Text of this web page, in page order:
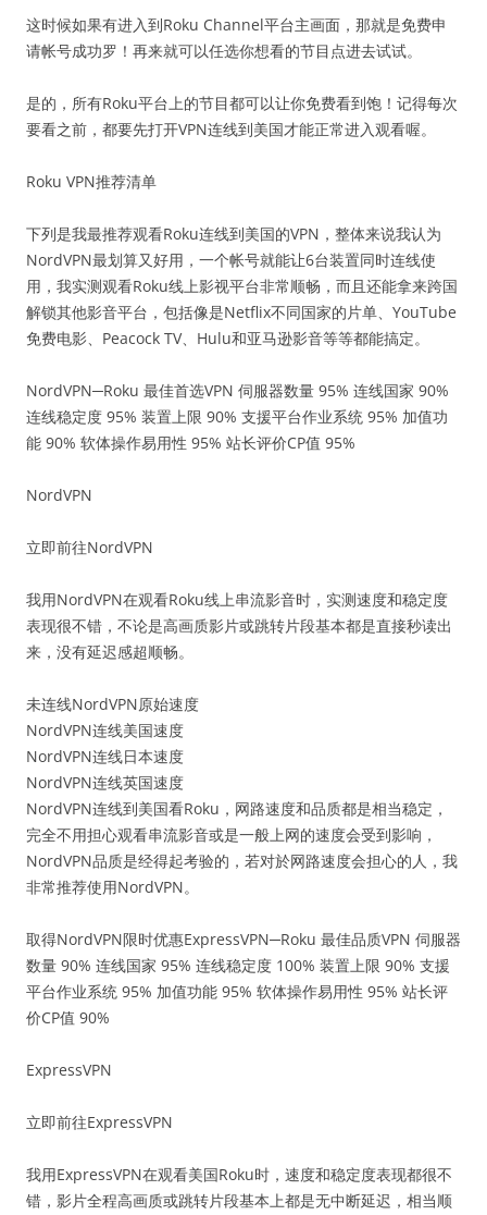
这时候如果有进入到Roku Channel平台主画面，那就是免费申
请帐号成功罗！再来就可以任选你想看的节目点进去试试。
是的，所有Roku平台上的节目都可以让你免费看到饱！记得每次
要看之前，都要先打开VPN连线到美国才能正常进入观看喔。
Roku VPN推荐清单
下列是我最推荐观看Roku连线到美国的VPN，整体来说我认为
NordVPN最划算又好用，一个帐号就能让6台装置同时连线使
用，我实测观看Roku线上影视平台非常顺畅，而且还能拿来跨国
解锁其他影音平台，包括像是Netflix不同国家的片单、YouTube
免费电影、Peacock TV、Hulu和亚马逊影音等等都能搞定。
NordVPN─Roku 最佳首选VPN 伺服器数量 95% 连线国家 90%
连线稳定度 95% 装置上限 90% 支援平台作业系统 95% 加值功
能 90% 软体操作易用性 95% 站长评价CP值 95%
NordVPN
立即前往NordVPN
我用NordVPN在观看Roku线上串流影音时，实测速度和稳定度
表现很不错，不论是高画质影片或跳转片段基本都是直接秒读出
来，没有延迟感超顺畅。
未连线NordVPN原始速度
NordVPN连线美国速度
NordVPN连线日本速度
NordVPN连线英国速度
NordVPN连线到美国看Roku，网路速度和品质都是相当稳定，
完全不用担心观看串流影音或是一般上网的速度会受到影响，
NordVPN品质是经得起考验的，若对於网路速度会担心的人，我
非常推荐使用NordVPN。
取得NordVPN限时优惠ExpressVPN─Roku 最佳品质VPN 伺服器
数量 90% 连线国家 95% 连线稳定度 100% 装置上限 90% 支援
平台作业系统 95% 加值功能 95% 软体操作易用性 95% 站长评
价CP值 90%
ExpressVPN
立即前往ExpressVPN
我用ExpressVPN在观看美国Roku时，速度和稳定度表现都很不
错，影片全程高画质或跳转片段基本上都是无中断延迟，相当顺